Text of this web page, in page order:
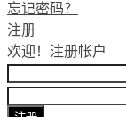
忘记密码？
注册
欢迎！ 注册帐户